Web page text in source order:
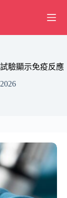
驗顯示免疫反應